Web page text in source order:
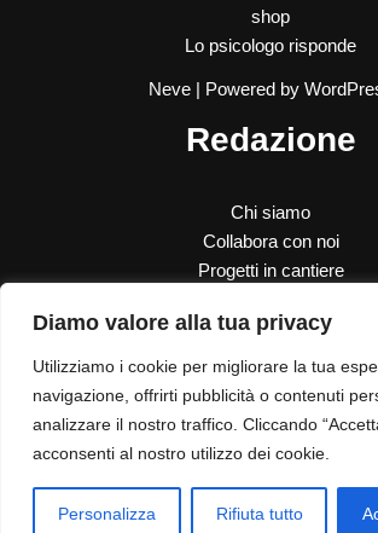
Diamo valore alla tua privacy
Utilizziamo i cookie per migliorare la tua
navigazione, offrirti pubblicità o contenuti
analizzare il nostro traffico. Cliccando
acconsenti al nostro utilizzo dei cookie.
Personalizza Rifiuta tutto
shop
Lo psicologo risponde
Neve| Powered by
Redazione
Chi siamo
Collabora con noi
Progetti in cantiere
Le nostre donazioni
Contatti
Contatti
Privacy Policy